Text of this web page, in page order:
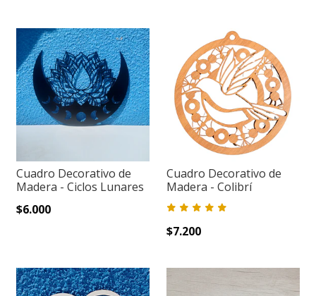
Cuadro Decorativo de
Madera - Ciclos Lunares
$6.000
Cuadro Decorativo de
Madera - Colibrí
$7.200